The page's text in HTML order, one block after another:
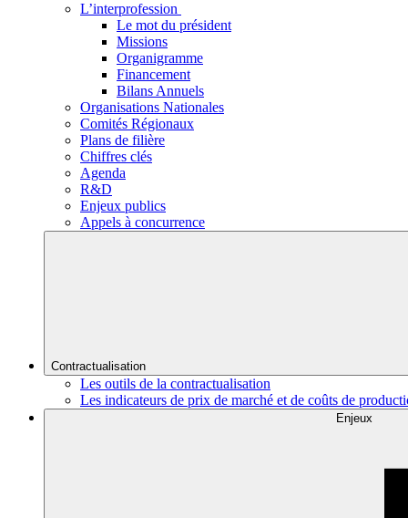
L’interprofession
Le mot du président
Missions
Organigramme
Financement
Bilans Annuels
Organisations Nationales
Comités Régionaux
Plans de filière
Chiffres clés
Agenda
R&D
Enjeux publics
Appels à concurrence
Contractualisation
Les outils de la contractualisation
Les indicateurs de prix de marché et de coûts de
Enjeux